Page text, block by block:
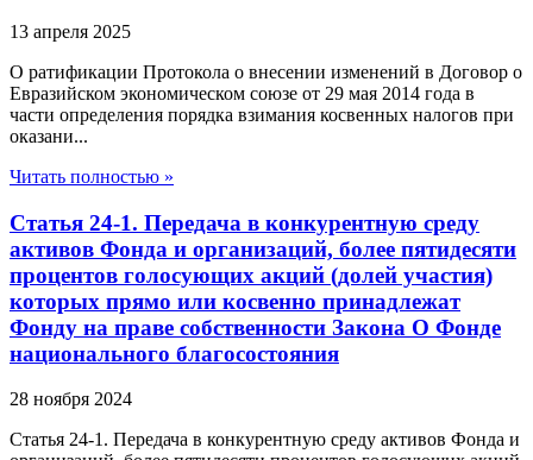
13 апреля 2025
О ратификации Протокола о внесении изменений в Договор о
Евразийском экономическом союзе от 29 мая 2014 года в
части определения порядка взимания косвенных налогов при
оказани...
Читать полностью »
Статья 24-1. Передача в конкурентную среду
активов Фонда и организаций, более пятидесяти
процентов голосующих акций (долей участия)
которых прямо или косвенно принадлежат
Фонду на праве собственности Закона О Фонде
национального благосостояния
28 ноября 2024
Статья 24-1. Передача в конкурентную среду активов Фонда и